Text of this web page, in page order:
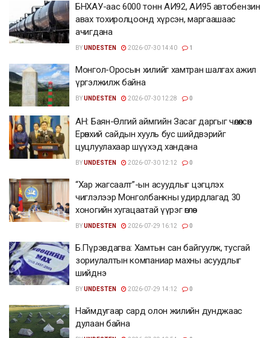
БНХАУ-аас 6000 тонн АИ92, АИ95 автобензин
авах тохиролцоонд хүрсэн, маргаашаас
ачигдана
BYUNDESTEN 2026-07-30 14:40 1
Монгол-Оросын хилийг хамтран шалгах ажил
үргэлжилж байна
BYUNDESTEN 2026-07-30 12:28 0
АН: Баян-Өлгий аймгийн Засаг даргыг чөлөөлсөн
Ерөнхий сайдын хууль бус шийдвэрийг
цуцлуулахаар шүүхэд хандана
BYUNDESTEN 2026-07-30 12:12 0
“Хар жагсаалт”-ын асуудлыг цэгцлэх
чиглэлээр Монголбанкны удирдлагад 30
хоногийн хугацаатай үүрэг өглөө
BYUNDESTEN 2026-07-29 16:12 0
Б.Пүрэвдагва: Хамтын сан байгуулж, тусгай
зориулалтын компаниар махны асуудлыг
шийднэ
BYUNDESTEN 2026-07-29 14:12 0
Наймдугаар сард олон жилийн дунджаас
дулаан байна